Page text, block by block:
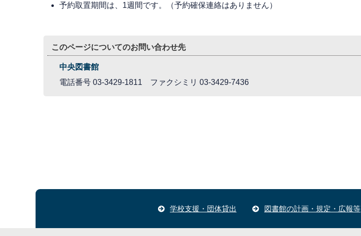
予約取置期間は、1週間です。（予約確保連絡はありません）
このページについてのお問い合わせ先
中央図書館
電話番号 03-3429-1811 ファクシミリ 03-3429-7436
学校支援・団体貸出 図書館の計画・規定・広報等